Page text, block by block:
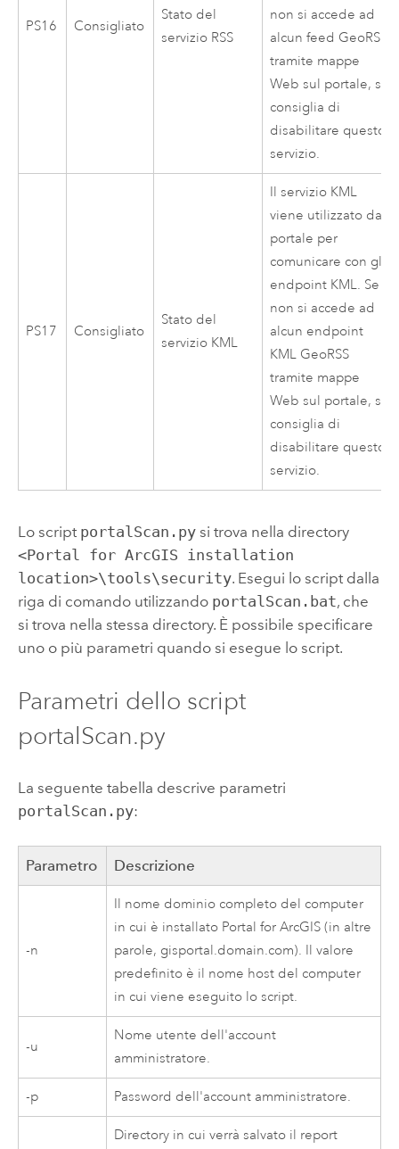
PS16 Consigliato
Stato del
servizio RSS
non si accede ad
alcun feed GeoRSS
tramite mappe
Web sul portale, si
consiglia di
disabilitare questo
servizio.
PS17 Consigliato
Stato del
servizio KML
Il servizio KML
viene utilizzato dal
portale per
comunicare con gli
endpoint KML. Se
non si accede ad
alcun endpoint
KML GeoRSS
tramite mappe
Web sul portale, si
consiglia di
disabilitare questo
servizio.
Lo script portalScan.pysi trova nella directory
<Portal for ArcGIS installation
location>\tools\security. Esegui lo script dalla
riga di comando utilizzando portalScan.bat, che
si trova nella stessa directory. È possibile specificare
uno o più parametri quando si esegue lo script.
Parametri dello script
portalScan.py
La seguente tabella descrive parametri
portalScan.py:
Parametro Descrizione
-n
Il nome dominio completo del computer
in cui è installato Portal for ArcGIS (in altre
parole, gisportal.domain.com). Il valore
predefinito è il nome host del computer
in cui viene eseguito lo script.
-u
Nome utente dell'account
amministratore.
-p Password dell'account amministratore.
Directory in cui verrà salvato il report